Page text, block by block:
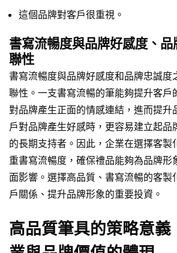
這個品牌對客戶很重視。
書寫流暢度與品牌好感度、品
聯性
書寫流暢度與品牌好感度和品牌忠誠度
聯性。一支書寫流暢的筆能夠提升客戶
對品牌產生正面的情感連結，進而提升
戶對品牌產生好感時，更容易建立起品
的長期支持者。因此，企業在選擇客製
重書寫流暢度，確保禮品能夠為品牌形
面影響。選擇高品質、書寫流暢的客製
戶關係、提升品牌形象的重要投資。
高品質筆具的策略意義